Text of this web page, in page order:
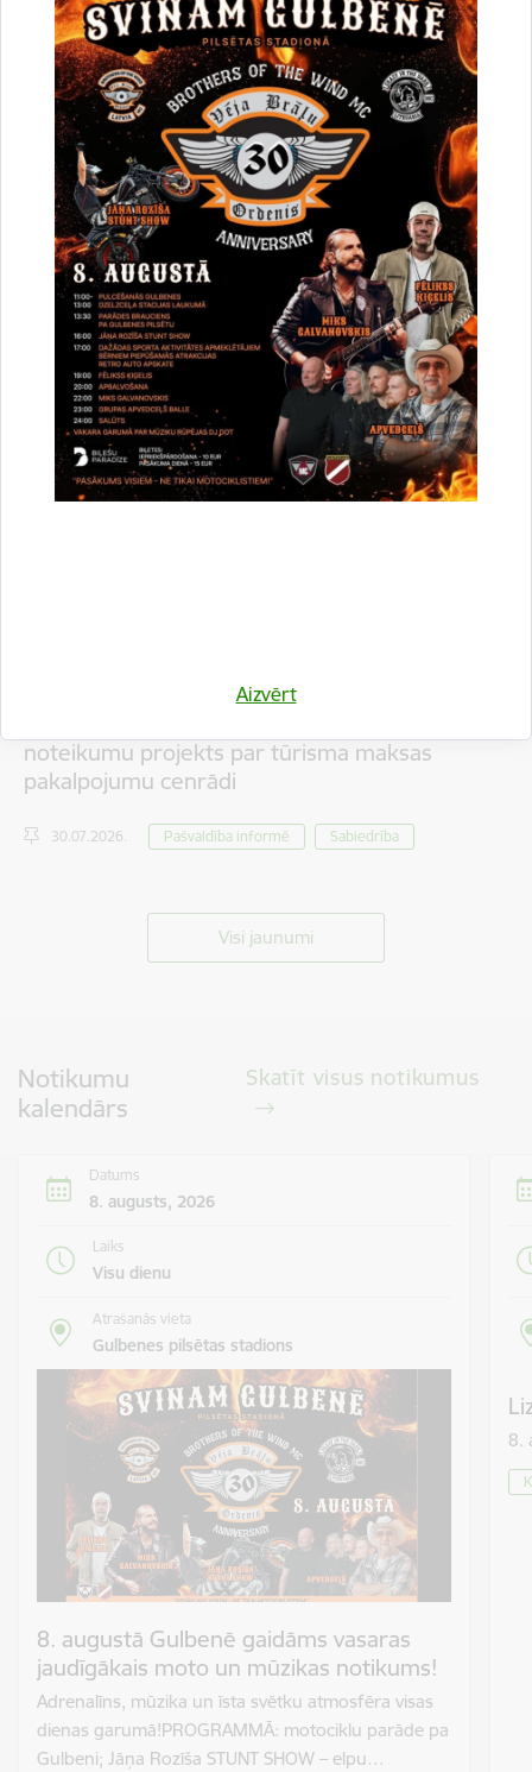
Aizvērt
Par satiksmes organizāciju Brīvības un
Dzelzceļa ielas pārbūves darbu laikā Gulbenē
30.07.2026. Projekti
Sabiedrība
Satiksmes ierobežojumi
noteikumu projekts par tūrisma maksas
pakalpojumu cenrādi
30.07.2026. Pašvaldība informē Sabiedrība
Visi jaunumi
Notikumu
kalendārs
Skatīt visus notikumus
Datums
8. augusts, 2026
Laiks
Visu dienu
Atrašanās vieta
Gulbenes pilsētas stadions
8. augustā Gulbenē gaidāms vasaras
jaudīgākais moto un mūzikas notikums!
Adrenalīns, mūzika un īsta svētku atmosfēra visas
dienas garumā!PROGRAMMĀ: motociklu parāde pa
Gulbeni; Jāņa Rozīša STUNT SHOW – elpu…
8.